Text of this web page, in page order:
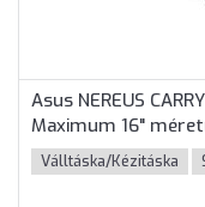
Asus NEREUS
Maximum 16"
Válltáska/Kézitáska